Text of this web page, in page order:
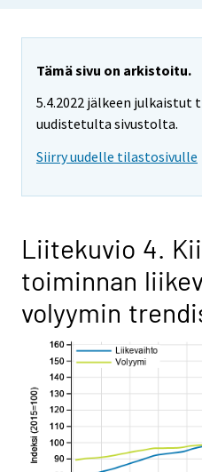
Tämä sivu on arkistoitu.
5.4.2022 jälkeen julkaistut
uudistetulta sivustolta.
Siirry uudelle tilastosivulle
Liitekuvio 4.
toiminnan
volyymin